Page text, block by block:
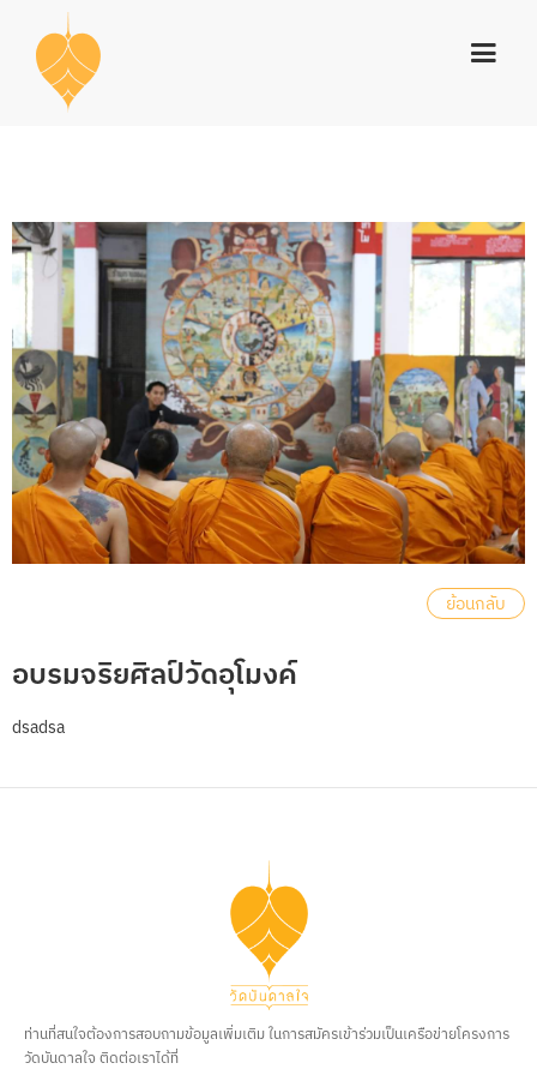
ย้อนกลับ
อบรมจริยศิลป์วัดอุโมงค์
dsadsa
ท่านที่สนใจต้องการสอบถามข้อมูลเพิ่มเติม ในการสมัครเข้าร่วมเป็นเครือข่ายโครงการ
วัดบันดาลใจ ติดต่อเราได้ที่